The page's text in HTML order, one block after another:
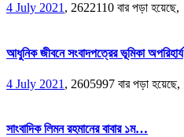
4 July 2021 , 2622110 বার পড়া হয়েছে,
আধুনিক জীবনে সংবাদপত্রের ভূমিকা অপরিহার্য
4 July 2021 , 2605997 বার পড়া হয়েছে,
সাংবাদিক লিমন রহমানের বাবার ১ম…